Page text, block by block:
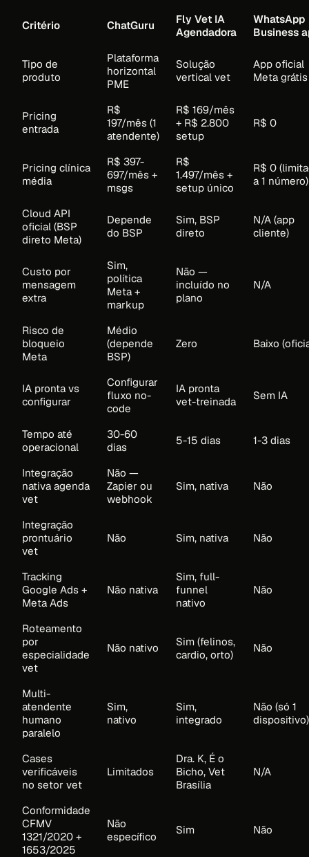
Critério ChatGuru
Fly Vet IA
Agendadora
WhatsApp
Business
Tipo de
produto
Plataforma
horizontal
PME
Solução
vertical vet
App oficial
Meta grátis
Pricing
entrada
R$
197/mês (1
atendente)
R$ 169/mês
+ R$ 2.800
setup
R$ 0
Pricing clínica
média
R$ 397-
697/mês +
msgs
R$
1.497/mês +
setup único
R$ 0
a 1 número)
Cloud API
oficial (BSP
direto Meta)
Depende
do BSP
Sim, BSP
direto
N/A (app
cliente)
Custo por
mensagem
extra
Sim,
política
Meta +
markup
Não —
incluído no
plano
N/A
Risco de
bloqueio
Meta
Médio
(depende
BSP)
Zero Baixo
IA pronta vs
configurar
Configurar
fluxo no-
code
IA pronta
vet-treinada
Sem IA
Tempo até
operacional
30-60
dias
5-15 dias 1-3 dias
Integração
nativa agenda
vet
Não —
Zapier ou
webhook
Sim, nativa Não
Integração
prontuário
vet
Não Sim, nativa Não
Tracking
Google Ads +
Meta Ads
Não nativa
Sim, full-
funnel
nativo
Não
Roteamento
por
especialidade
vet
Não nativo
Sim (felinos,
cardio, orto)
Não
Multi-
atendente
humano
paralelo
Sim,
nativo
Sim,
integrado
Não (só 1
dispositivo)
Cases
verificáveis
no setor vet
Limitados
Dra. K, É o
Bicho, Vet
Brasília
N/A
Conformidade
CFMV
1321/2020 +
1653/2025
Não
específico
Sim Não